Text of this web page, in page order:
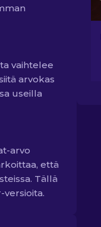
vaihtelee
arvokas
useilla
arvo
että
Tällä
versioita.